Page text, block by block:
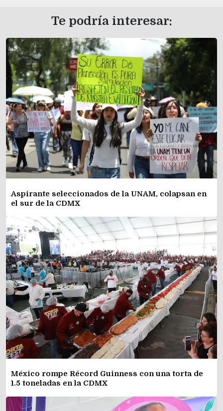
Te podría interesar:
Aspirante seleccionados de la UNAM, colapsan en
el sur de la CDMX
México rompe Récord Guinness con una torta de
1.5 toneladas en la CDMX